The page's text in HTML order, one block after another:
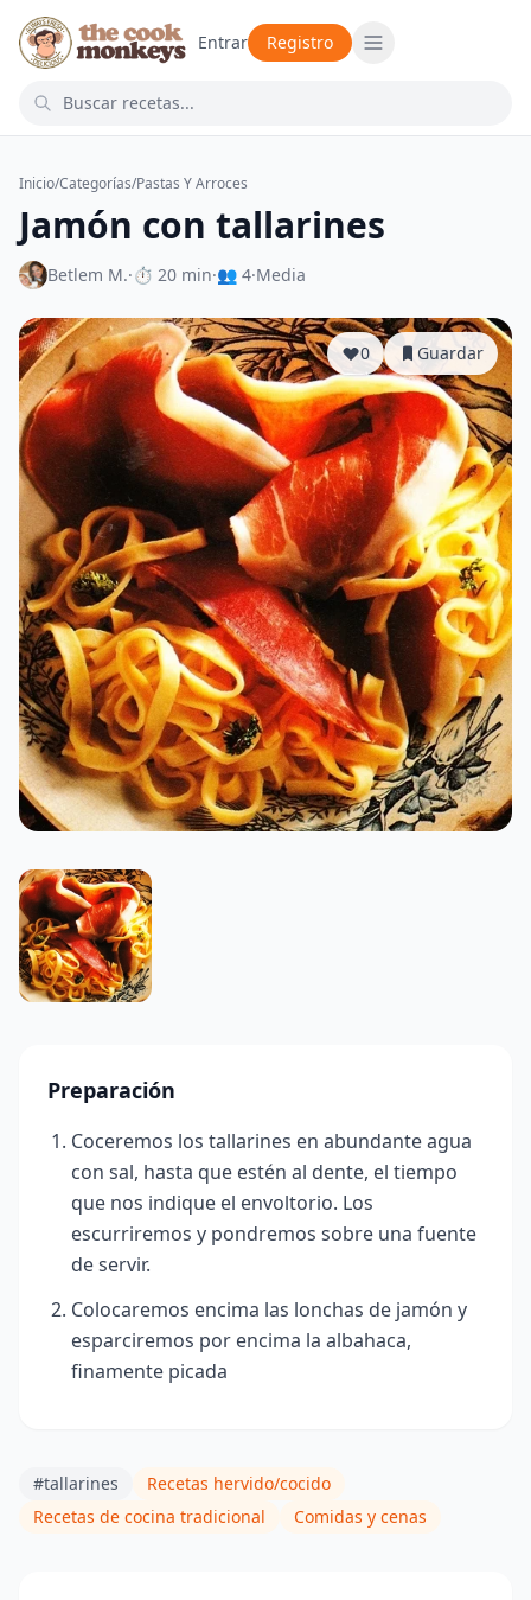
Entrar Registro
Inicio/Categorías/Pastas Y Arroces
Jamón con tallarines
Betlem M.·⏱ 20 min·👥 4·Media
0 Guardar
Preparación
Coceremos los tallarines en abundante agua
con sal, hasta que estén al dente, el tiempo
que nos indique el envoltorio. Los
escurriremos y pondremos sobre una fuente
de servir.
Colocaremos encima las lonchas de jamón y
esparciremos por encima la albahaca,
finamente picada
#tallarines
Recetas hervido/cocido
Recetas de cocina tradicional
Comidas y cenas